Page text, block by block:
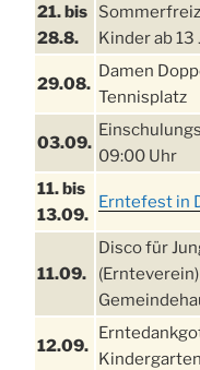
21. bis
28.8.
Kinder ab 13
29.08.
Damen
Tennisplatz
03.09.
09:00 Uhr
11. bis
13.09.
Erntefest in
11.09.
Disco für
12.09.